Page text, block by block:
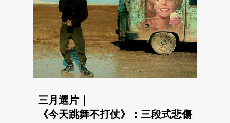
三月選片｜
《今天跳舞不打仗》：三段式悲傷